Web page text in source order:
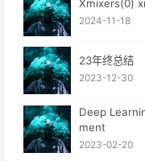
Xmixers(0)
2024-11-18
23年终总结
2023-12-30
Deep
ment
2023-02-20